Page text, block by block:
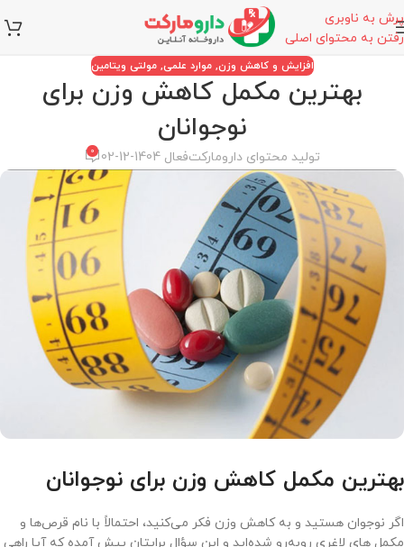
پرش به ناوبری
رفتن به محتوای اصلی
افزایش و کاهش وزن,موارد علمی,مولتی ویتامین
بهترین مکمل کاهش وزن برای
نوجوانان
تولید محتوای دارومارکتفعال 1404-12-02 0
بهترین مکمل کاهش وزن برای نوجوانان
اگر نوجوان هستید و به کاهش وزن فکر می‌کنید، احتمالاً با نام قرص‌ها و
مکمل های لاغری روبه‌رو شده‌اید و این سؤال برایتان پیش آمده که آیا راهی